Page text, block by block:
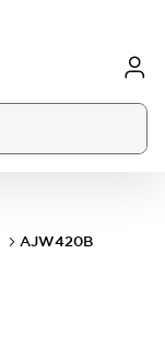
AJW420B